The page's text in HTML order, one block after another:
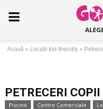
Acasă » Locatii kid-friendly »
PETRECERI COPII
Piscine Centre Comerciale